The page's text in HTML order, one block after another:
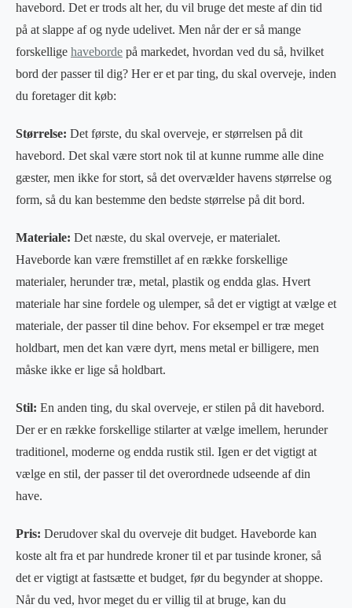
havebord. Det er trods alt her, du vil bruge det meste af din tid
på at slappe af og nyde udelivet. Men når der er så mange
forskellige haveborde på markedet, hvordan ved du så, hvilket
bord der passer til dig? Her er et par ting, du skal overveje, inden
du foretager dit køb:
Størrelse: Det første, du skal overveje, er størrelsen på dit
havebord. Det skal være stort nok til at kunne rumme alle dine
gæster, men ikke for stort, så det overvælder havens størrelse og
form, så du kan bestemme den bedste størrelse på dit bord.
Materiale: Det næste, du skal overveje, er materialet.
Haveborde kan være fremstillet af en række forskellige
materialer, herunder træ, metal, plastik og endda glas. Hvert
materiale har sine fordele og ulemper, så det er vigtigt at vælge et
materiale, der passer til dine behov. For eksempel er træ meget
holdbart, men det kan være dyrt, mens metal er billigere, men
måske ikke er lige så holdbart.
Stil: En anden ting, du skal overveje, er stilen på dit havebord.
Der er en række forskellige stilarter at vælge imellem, herunder
traditionel, moderne og endda rustik stil. Igen er det vigtigt at
vælge en stil, der passer til det overordnede udseende af din
have.
Pris: Derudover skal du overveje dit budget. Haveborde kan
koste alt fra et par hundrede kroner til et par tusinde kroner, så
det er vigtigt at fastsætte et budget, før du begynder at shoppe.
Når du ved, hvor meget du er villig til at bruge, kan du